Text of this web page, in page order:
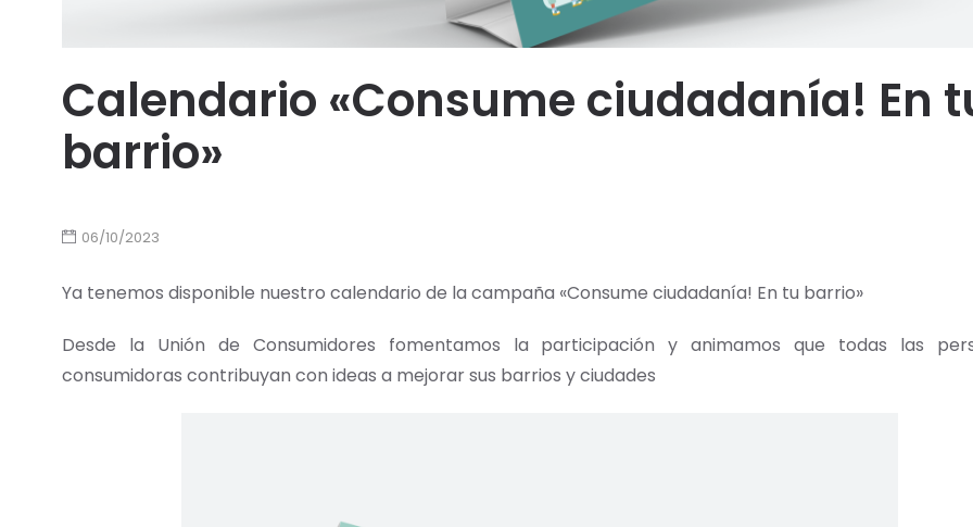
Calendario «Consume ciudadanía! En
barrio»
06/10/2023
Ya tenemos disponible nuestro calendario de la campaña «Consume ciudadanía! En tu barrio»
Desde la Unión de Consumidores fomentamos la participación y animamos que todas las
consumidoras contribuyan con ideas a mejorar sus barrios y ciudades